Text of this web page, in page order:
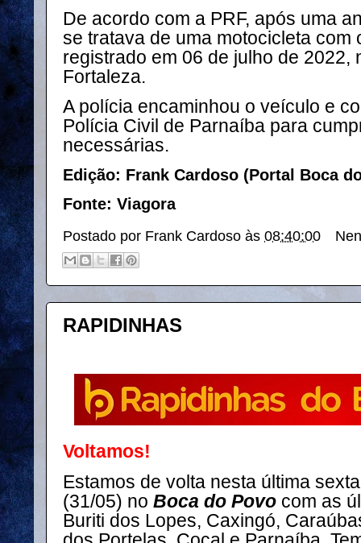
De acordo com a PRF, após uma
se tratava de uma motocicleta com
registrado em 06 de julho de 2022,
Fortaleza.
A polícia encaminhou o veículo e
Polícia Civil de Parnaíba para
necessárias.
Edição: Frank Cardoso (Portal Boca
Fonte: Viagora
Postado por Frank Cardoso às 08:40:00
RAPIDINHAS
Voltamos!
Estamos de volta nesta última
(31/05) no Boca do Povo com as
Buriti dos Lopes, Caxingó,